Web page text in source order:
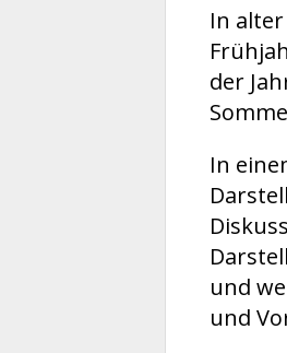
In
der
In
und
und